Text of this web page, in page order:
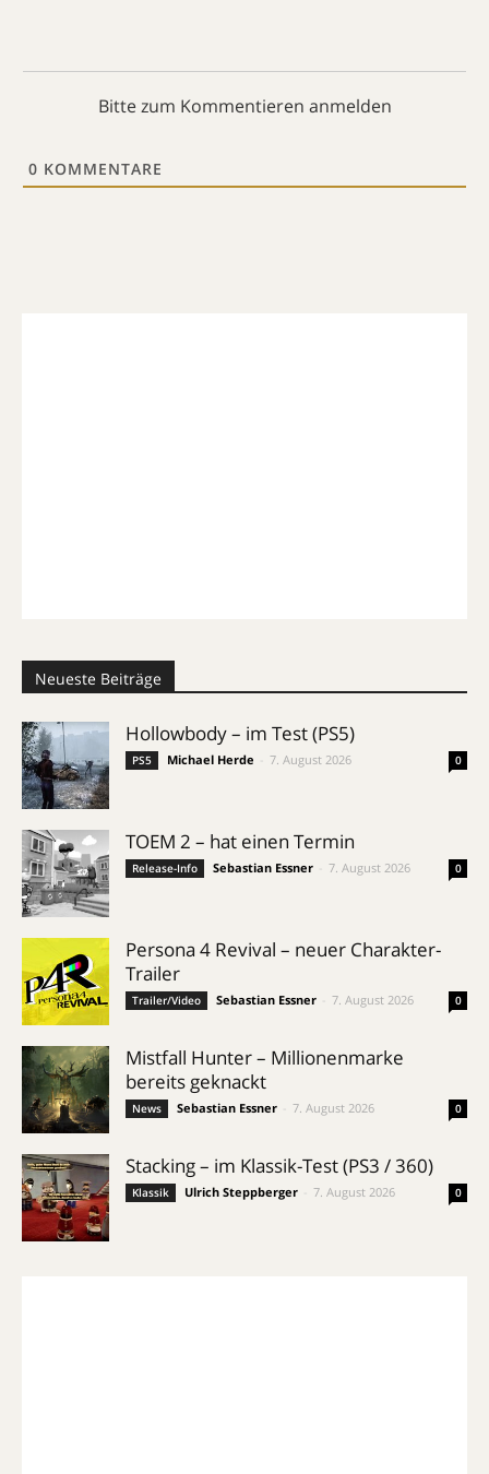
Bitte zum Kommentieren anmelden
0 KOMMENTARE
Neueste Beiträge
Hollowbody – im Test (PS5)
PS5 Michael Herde 7. August 2026 0
TOEM 2 – hat einen Termin
Release-Info Sebastian Essner 7. August 2026 0
Persona 4 Revival – neuer Charakter-
Trailer
Trailer/Video Sebastian Essner 7. August 2026 0
Mistfall Hunter – Millionenmarke
bereits geknackt
News Sebastian Essner 7. August 2026 0
Stacking – im Klassik-Test (PS3 / 360)
Klassik Ulrich Steppberger 7. August 2026 0